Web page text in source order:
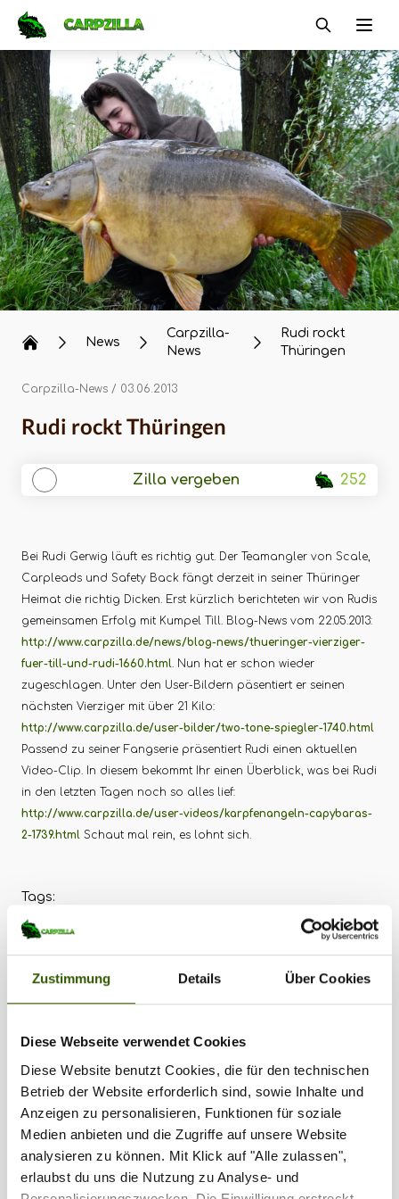
Zustimmung Details Über Cookies
Diese Webseite verwendet Cookies
Diese Website benutzt Cookies, die für den technischen
Betrieb der Website erforderlich sind, sowie Inhalte und
Anzeigen zu personalisieren, Funktionen für soziale
Medien anbieten und die Zugriffe auf unsere Website
analysieren zu können. Mit Klick auf "Alle zulassen",
erlaubst du uns die Nutzung zu Analyse- und
Carpzilla
News
Carpzilla-
News
Rudi rockt
Thüringen
Carpzilla-News / 03.06.2013
Rudi rockt Thüringen
Zilla vergeben 252
Bei Rudi Gerwig läuft es richtig gut. Der Teamangler von Scale,
Carpleads und Safety Back fängt derzeit in seiner Thüringer
Heimat die richtig Dicken. Erst kürzlich berichteten wir von Rudis
gemeinsamen Erfolg mit Kumpel Till. Blog-News vom 22.05.2013:
http://www.carpzilla.de/news/blog-news/thueringer-vierziger-
fuer-till-und-rudi-1660.html . Nun hat er schon wieder
zugeschlagen. Unter den User-Bildern päsentiert er seinen
nächsten Vierziger mit über 21 Kilo:
http://www.carpzilla.de/user-bilder/two-tone-spiegler-1740.html
Passend zu seiner Fangserie präsentiert Rudi einen aktuellen
Video-Clip. In diesem bekommt Ihr einen Überblick, was bei Rudi
in den letzten Tagen noch so alles lief:
http://www.carpzilla.de/user-videos/karpfenangeln-capybaras-
2-1739.html Schaut mal rein, es lohnt sich.
Tags:
Zilla vergeben 252